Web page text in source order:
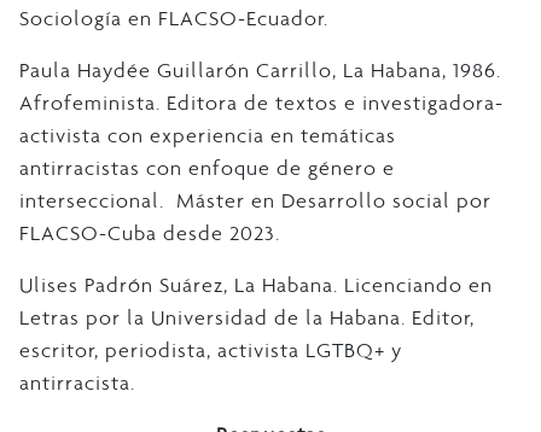
Sociología en FLACSO-Ecuador.
Paula Haydée Guillarón Carrillo, La Habana, 1986.
Afrofeminista. Editora de textos e investigadora-
activista con experiencia en temáticas
antirracistas con enfoque de género e
interseccional. Máster en Desarrollo social por
FLACSO-Cuba desde 2023.
Ulises Padrón Suárez, La Habana. Licenciando en
Letras por la Universidad de la Habana. Editor,
escritor, periodista, activista LGTBQ+ y
antirracista.